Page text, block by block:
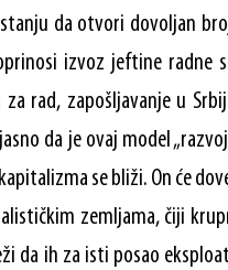
da otvori dovoljan
izvoz jeftine radne
rad, zapošljavanje u
da je ovaj model
se bliži. On će
zemljama, čiji
da ih za isti posao